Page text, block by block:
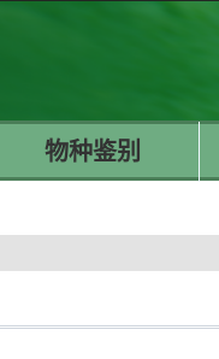
物种鉴别